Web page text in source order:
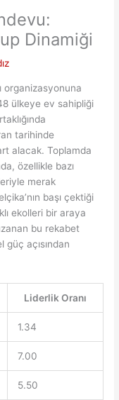
Dinamiği
organizasyonuna
ülkeye ev sahipliği
tarihinde
alacak. Toplamda
özellikle bazı
merak
başı çektiği
ekolleri bir araya
bu rekabet
açısından
Liderlik Oranı
1.34
7.00
5.50